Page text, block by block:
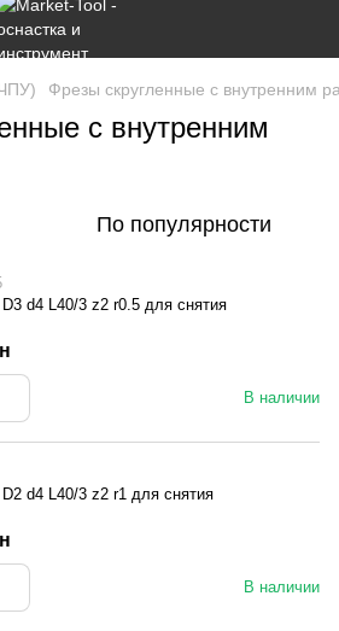
Фрезы скругленные с внутренним
с внутренним
По популярности
d4 L40/3 z2 r0.5 для снятия
В наличии
d4 L40/3 z2 r1 для снятия
В наличии